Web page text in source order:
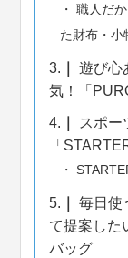
職人だ
た財布・小
3.
遊び心
気！「
4.
スポー
「
5.
毎日使
て提案した
バッグ